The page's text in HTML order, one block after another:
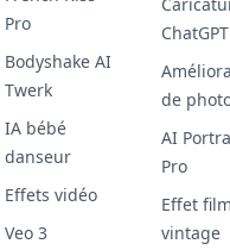
Pro
Bodyshake AI
Twerk
IA bébé
danseur
Effets vidéo
Veo 3
ChatGPT
de
AI
Pro
Effet film
vintage